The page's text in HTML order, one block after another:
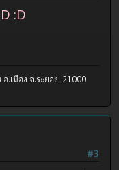
:D
เมือง จ.ระยอง 21000
#3